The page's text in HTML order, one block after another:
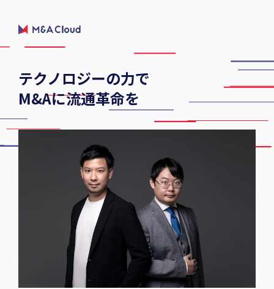
テクノロジーの力で
M&Aに流通革命を